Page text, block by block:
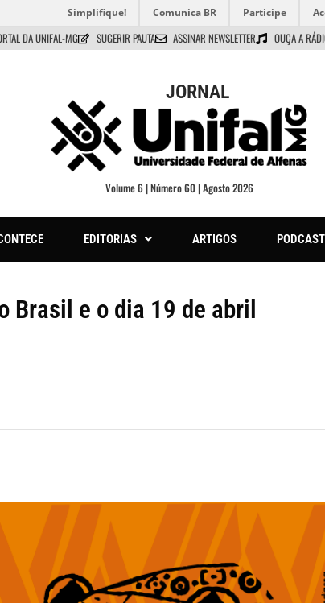
Simplifique! Comunica BR Participe
DA UNIFAL-MG SUGERIR PAUTA ASSINAR NEWSLETTER OUÇA A
JORNAL
Volume 6 | Número 60 | Agosto 2026
EDITORIAS ARTIGOS
Brasil e o dia 19 de abril